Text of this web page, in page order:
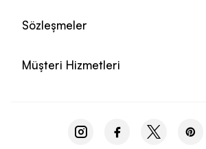
yalnızca erkek çocuklar değil, büyükler
satışa sunulur.
Sözleşmeler
Müşteri Hizmetleri